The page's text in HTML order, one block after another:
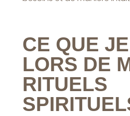
CE QUE
LORS DE
RITUELS